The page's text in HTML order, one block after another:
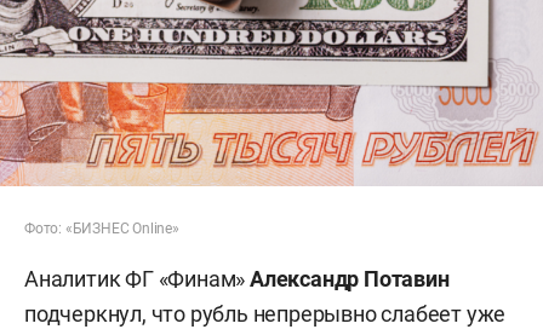
Фото: «БИЗНЕС Online»
Аналитик ФГ «Финам»Александр Потавин
подчеркнул, что рубль непрерывно слабеет уже